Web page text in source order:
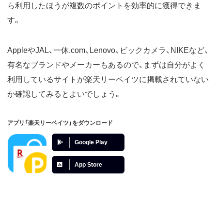
ら利用したほうが複数のポイントを効率的に獲得できま
す。
AppleやJAL、一休.com、Lenovo、ビックカメラ、NIKEなど、
有名なブランドやメーカーもあるので、まずは自分がよく
利用しているサイトが楽天リーベイツに掲載されていない
か確認してみるとよいでしょう。
アプリ「楽天リーベイツ」をダウンロード
Google Play
App Store